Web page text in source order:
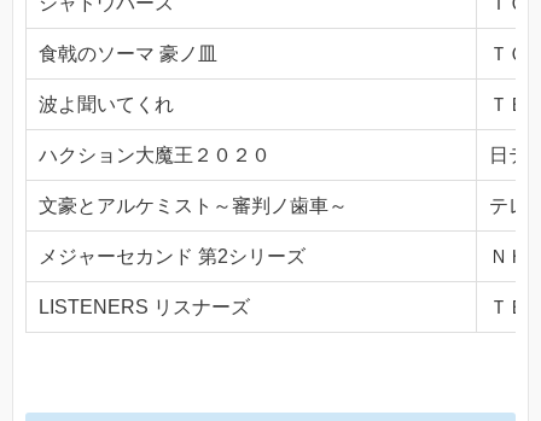
食戟のソーマ 豪ノ皿 ＴＯ
波よ聞いてくれ ＴＢ
ハクション大魔王２０２０ 日テ
文豪とアルケミスト～審判ノ歯車～ テレ
メジャーセカンド 第2シリーズ ＮＨ
LISTENERS リスナーズ ＴＢ